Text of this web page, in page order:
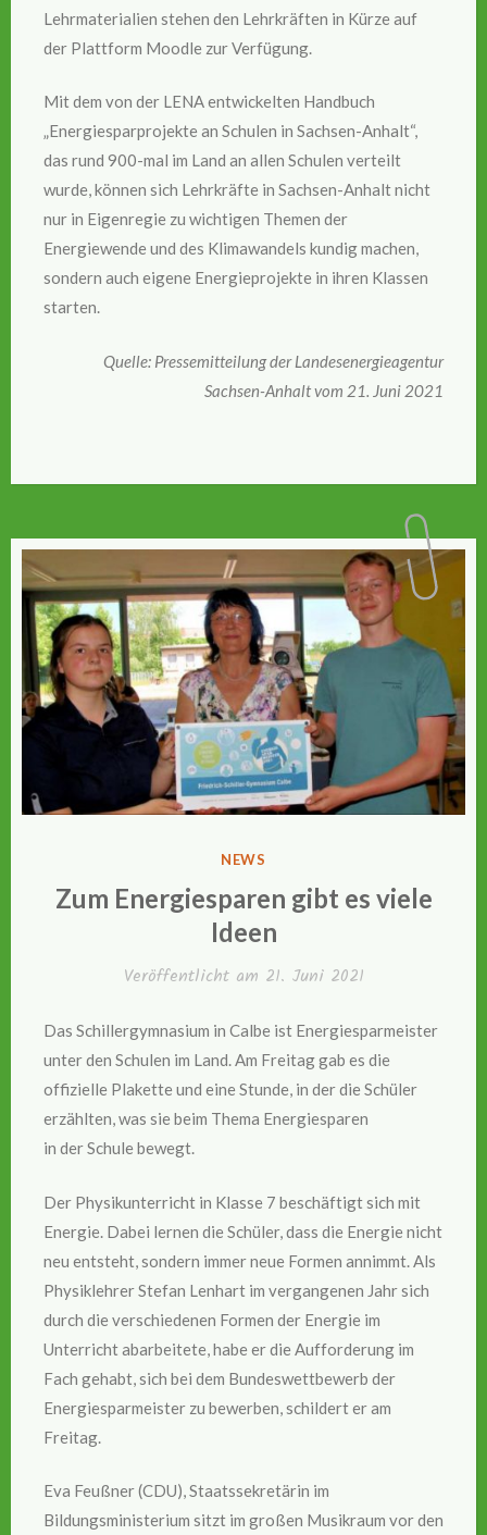
Lehrmaterialien stehen den Lehrkräften in Kürze auf
der Plattform Moodle zur Verfügung.
Mit dem von der LENA entwickelten Handbuch
„Energiesparprojekte an Schulen in Sachsen-Anhalt“,
das rund 900-mal im Land an allen Schulen verteilt
wurde, können sich Lehrkräfte in Sachsen-Anhalt nicht
nur in Eigenregie zu wichtigen Themen der
Energiewende und des Klimawandels kundig machen,
sondern auch eigene Energieprojekte in ihren Klassen
starten.
Quelle: Pressemitteilung der Landesenergieagentur
Sachsen-Anhalt vom 21. Juni 2021
VERÖFFENTLICHT
NEWS
Zum Energiesparen gibt es viele
Ideen
Veröffentlicht am 21. Juni 2021
Das Schillergymnasium in Calbe ist Energiesparmeister
unter den Schulen im Land. Am Freitag gab es die
offizielle Plakette und eine Stunde, in der die Schüler
erzählten, was sie beim Thema Energiesparen
in der Schule bewegt.
Der Physikunterricht in Klasse 7 beschäftigt sich mit
Energie. Dabei lernen die Schüler, dass die Energie nicht
neu entsteht, sondern immer neue Formen annimmt. Als
Physiklehrer Stefan Lenhart im vergangenen Jahr sich
durch die verschiedenen Formen der Energie im
Unterricht abarbeitete, habe er die Aufforderung im
Fach gehabt, sich bei dem Bundeswettbewerb der
Energiesparmeister zu bewerben, schildert er am
Freitag.
Eva Feußner (CDU), Staatssekretärin im
Bildungsministerium sitzt im großen Musikraum vor den